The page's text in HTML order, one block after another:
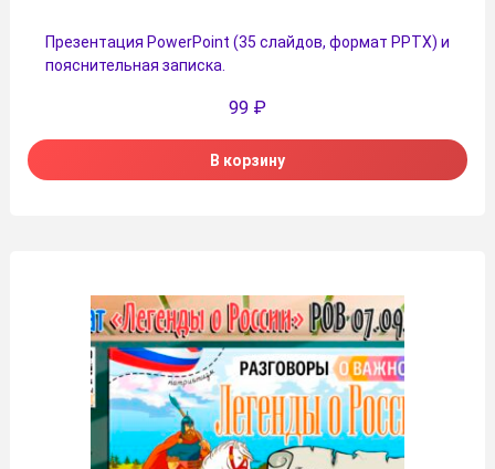
Презентация PowerPoint (35 слайдов, формат PPTX) и
пояснительная записка.
99 ₽
В корзину